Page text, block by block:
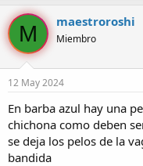
M maestroroshi
Miembro
12 May 2024
En barba azul hay una
chichona como deben
se deja los pelos de la
bandida